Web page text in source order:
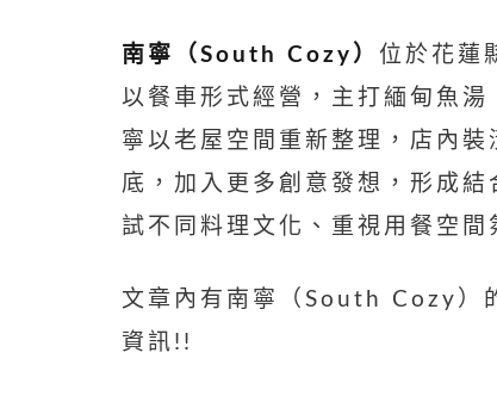
南寧（South Cozy） 位於花蓮
以餐車形式經營，主打緬甸魚
寧以老屋空間重新整理，店內
底，加入更多創意發想，形成
試不同料理文化、重視用餐空
文章內有南寧（South Cozy）
資訊!!